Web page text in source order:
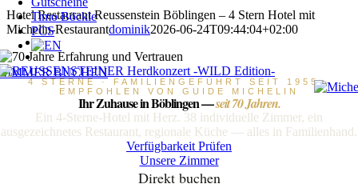
Timo Böckle
PCS
ZIMMER BUCHEN
Hotel Restaurant Reussenstein Böblingen – 4 Stern Hotel mit
Michelin-Restaurantdominik2026-06-24T09:44:04+02:00
4 STERNE · FAMILIENGEFÜHRT SEIT 1955 ·
EMPFOHLEN VON GUIDE MICHELIN
Ihr Zuhause in Böblingen —seit 70 Jahren.
Ein 4-Sterne-Hotel mit Herz. 38 individuelle Zimmer, ein
ausgezeichnetes Restaurant, regionale Küche — alles in Familienhand.
Verfügbarkeit Prüfen
Unsere Zimmer
Direkt buchen